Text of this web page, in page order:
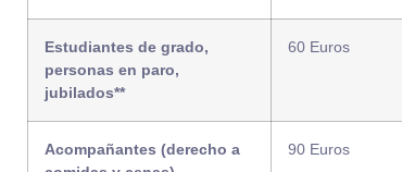
Estudiantes de grado,
personas en paro,
jubilados**
60 Euros
Acompañantes (derecho a
90 Euros